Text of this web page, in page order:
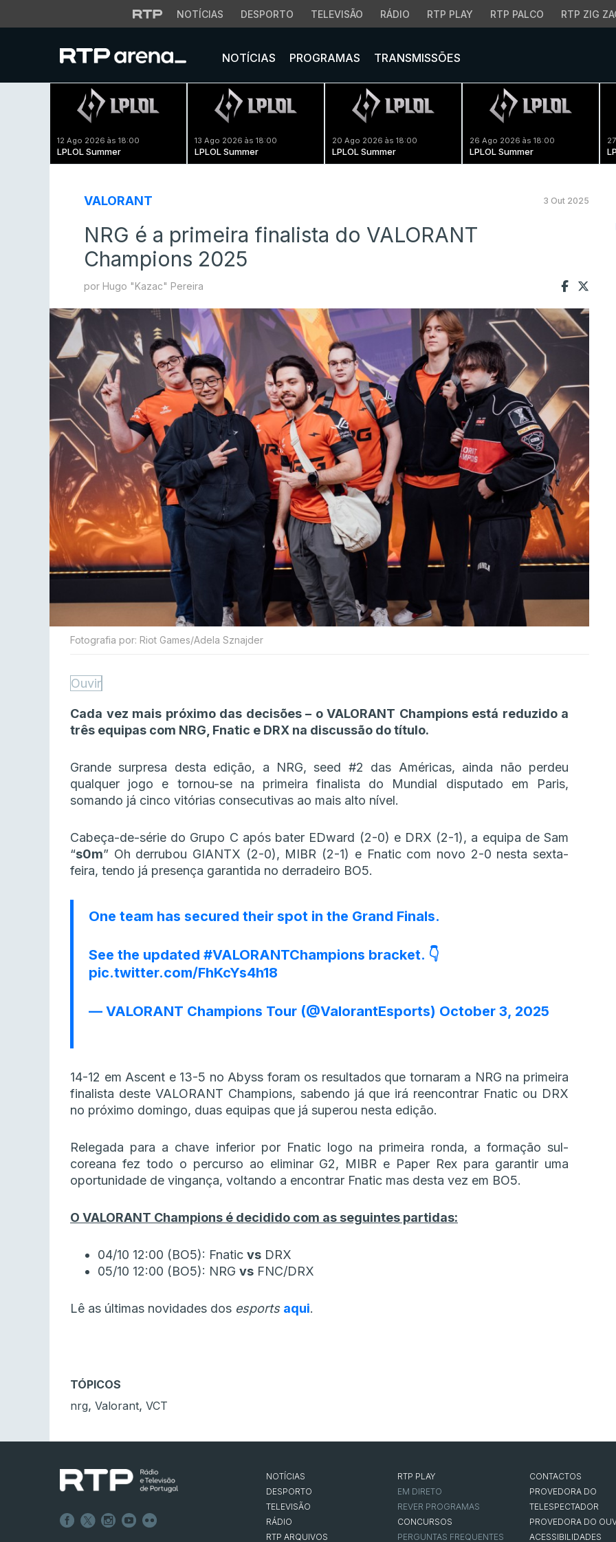
NOTÍCIAS DESPORTO TELEVISÃO RÁDIO RTP PLAY RTP PALCO RTP ZIG
NOTÍCIAS PROGRAMAS TRANSMISSÕES
12 Ago 2026 às 18:00
LPLOL Summer
13 Ago 2026 às 18:00
LPLOL Summer
20 Ago 2026 às 18:00
LPLOL Summer
26 Ago 2026 às 18:00
LPLOL Summer
VALORANT 3 Out 2025
NRG é a primeira finalista do VALORANT
Champions 2025
por Hugo "Kazac" Pereira
Fotografia por: Riot Games/Adela Sznajder
Ouvir
Cada vez mais próximo das decisões – o VALORANT Champions está reduzido a
três equipas com NRG, Fnatic e DRX na discussão do título.
Grande surpresa desta edição, a NRG, seed #2 das Américas, ainda não perdeu
qualquer jogo e tornou-se na primeira finalista do Mundial disputado em Paris,
somando já cinco vitórias consecutivas ao mais alto nível.
Cabeça-de-série do Grupo C após bater EDward (2-0) e DRX (2-1), a equipa de Sam
“s0m” Oh derrubou GIANTX (2-0), MIBR (2-1) e Fnatic com novo 2-0 nesta sexta-
feira, tendo já presença garantida no derradeiro BO5.
One team has secured their spot in the Grand Finals.
See the updated #VALORANTChampions bracket. 👇
pic.twitter.com/FhKcYs4h18
— VALORANT Champions Tour (@ValorantEsports) October 3, 2025
14-12 em Ascent e 13-5 no Abyss foram os resultados que tornaram a NRG na primeira
finalista deste VALORANT Champions, sabendo já que irá reencontrar Fnatic ou DRX
no próximo domingo, duas equipas que já superou nesta edição.
Relegada para a chave inferior por Fnatic logo na primeira ronda, a formação sul-
coreana fez todo o percurso ao eliminar G2, MIBR e Paper Rex para garantir uma
oportunidade de vingança, voltando a encontrar Fnatic mas desta vez em BO5.
O VALORANT Champions é decidido com as seguintes partidas:
04/10 12:00 (BO5): Fnatic vs DRX
05/10 12:00 (BO5): NRG vs FNC/DRX
Lê as últimas novidades dos esports aqui.
TÓPICOS
nrg, Valorant, VCT
NOTÍCIAS
DESPORTO
TELEVISÃO
RÁDIO
RTP ARQUIVOS
RTP PLAY
EM DIRETO
REVER PROGRAMAS
CONCURSOS
PERGUNTAS FREQUENTES
CONTACTOS
PROVEDORA DO
TELESPECTADOR
PROVEDORA DO
ACESSIBILIDADES